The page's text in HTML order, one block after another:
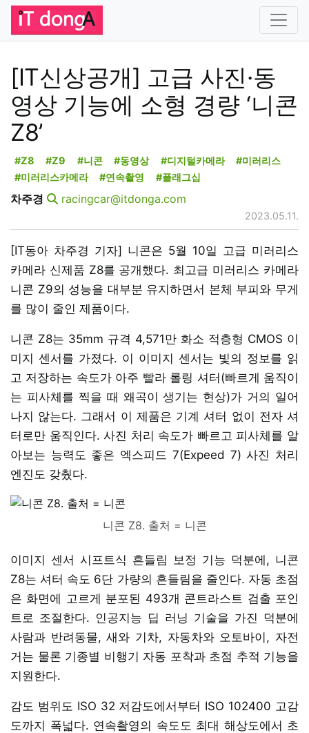
[IT신상공개] 고급 사진·동
영상 기능에 소형 경량 ‘니콘
Z8’
#Z8 #Z9 #니콘 #동영상 #디지털카메라
#미러리스
#미러리스카메라
#연속촬영 #플래그십
차주경 racingcar@itdonga.com
2023.05.11.
[IT동아 차주경 기자] 니콘은 5월 10일 고급 미러리스
카메라 신제품 Z8를 공개했다. 최고급 미러리스 카메라
니콘 Z9의 성능을 대부분 유지하면서 본체 부피와 무게
를 많이 줄인 제품이다.
니콘 Z8는 35mm 규격 4,571만 화소 적층형 CMOS 이
미지 센서를 가졌다. 이 이미지 센서는 빛의 정보를 읽
고 저장하는 속도가 아주 빨라 롤링 셔터(빠르게 움직이
는 피사체를 찍을 때 왜곡이 생기는 현상)가 거의 일어
나지 않는다. 그래서 이 제품은 기계 셔터 없이 전자 셔
터로만 움직인다. 사진 처리 속도가 빠르고 피사체를 알
아보는 능력도 좋은 엑스피드 7(Expeed 7) 사진 처리
엔진도 갖췄다.
니콘 Z8. 출처 = 니콘
이미지 센서 시프트식 흔들림 보정 기능 덕분에, 니콘
Z8는 셔터 속도 6단 가량의 흔들림을 줄인다. 자동 초점
은 화면에 고르게 분포된 493개 콘트라스트 검출 포인
트로 조절한다. 인공지능 딥 러닝 기술을 가진 덕분에
사람과 반려동물, 새와 기차, 자동차와 오토바이, 자전
거는 물론 기종별 비행기 자동 포착과 초점 추적 기능을
지원한다.
감도 범위도 ISO 32 저감도에서부터 ISO 102400 고감
도까지 폭넓다. 연속촬영의 속도도 최대 해상도에서 초